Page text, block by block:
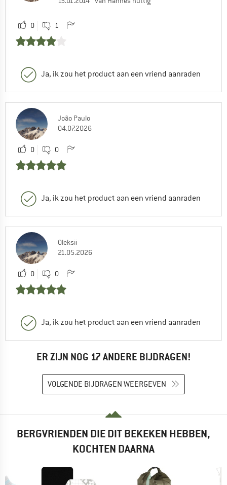
0 1
Ja, ik zou het product aan een vriend aanraden
João Paulo
04.07.2026
0 0
Ja, ik zou het product aan een vriend aanraden
Oleksii
21.05.2026
0 0
Ja, ik zou het product aan een vriend aanraden
ER ZIJN NOG 17 ANDERE BIJDRAGEN!
VOLGENDE BIJDRAGEN WEERGEVEN
BERGVRIENDEN DIE DIT BEKEKEN HEBBEN,
KOCHTEN DAARNA